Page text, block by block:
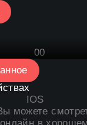
00
IOS
можете